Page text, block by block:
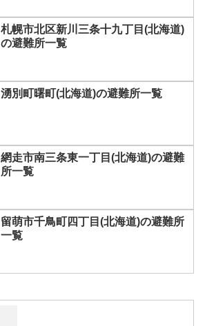
札幌市北区新川三条十九丁目(北海道)
の避難所一覧
湧別町曙町(北海道)の避難所一覧
網走市南三条東一丁目(北海道)の避難
所一覧
留萌市千鳥町四丁目(北海道)の避難所
一覧